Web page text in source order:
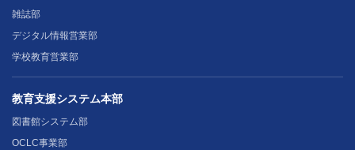
雑誌部
デジタル情報営業部
学校教育営業部
教育支援システム本部
図書館システム部
OCLC事業部